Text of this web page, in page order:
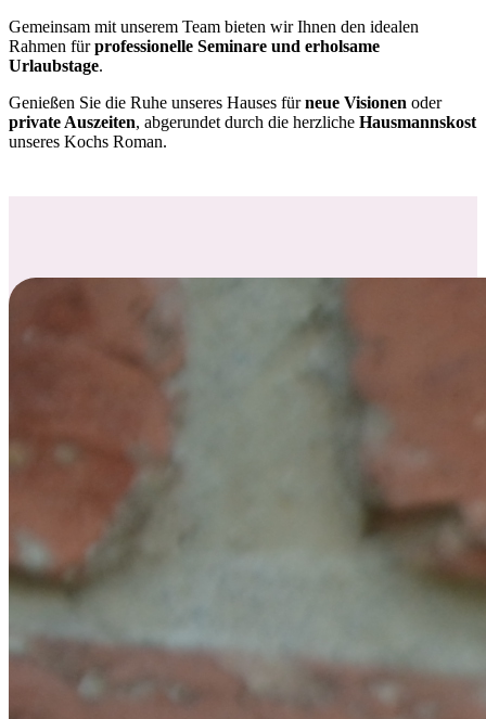
Gemeinsam mit unserem Team bieten wir Ihnen den idealen
Rahmen fürprofessionelle Seminare und erholsame
Urlaubstage.
Genießen Sie die Ruhe unseres Hauses fürneue Visionen oder
private Auszeiten, abgerundet durch die herzliche Hausmannskost
unseres Kochs Roman.